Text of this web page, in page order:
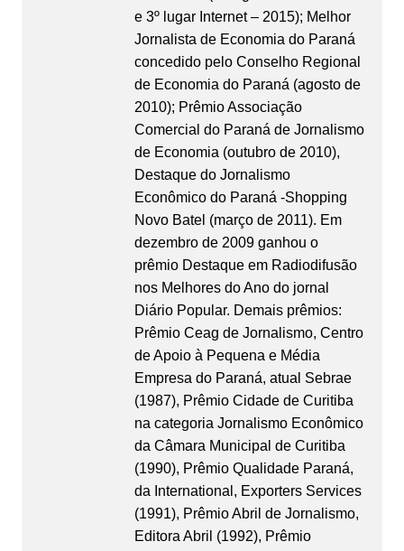
e 3º lugar Internet – 2015); Melhor
Jornalista de Economia do Paraná
concedido pelo Conselho Regional
de Economia do Paraná (agosto de
2010); Prêmio Associação
Comercial do Paraná de Jornalismo
de Economia (outubro de 2010),
Destaque do Jornalismo
Econômico do Paraná -Shopping
Novo Batel (março de 2011). Em
dezembro de 2009 ganhou o
prêmio Destaque em Radiodifusão
nos Melhores do Ano do jornal
Diário Popular. Demais prêmios:
Prêmio Ceag de Jornalismo, Centro
de Apoio à Pequena e Média
Empresa do Paraná, atual Sebrae
(1987), Prêmio Cidade de Curitiba
na categoria Jornalismo Econômico
da Câmara Municipal de Curitiba
(1990), Prêmio Qualidade Paraná,
da International, Exporters Services
(1991), Prêmio Abril de Jornalismo,
Editora Abril (1992), Prêmio